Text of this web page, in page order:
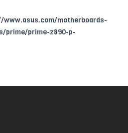
motherboards-
prime/prime-z890-p-